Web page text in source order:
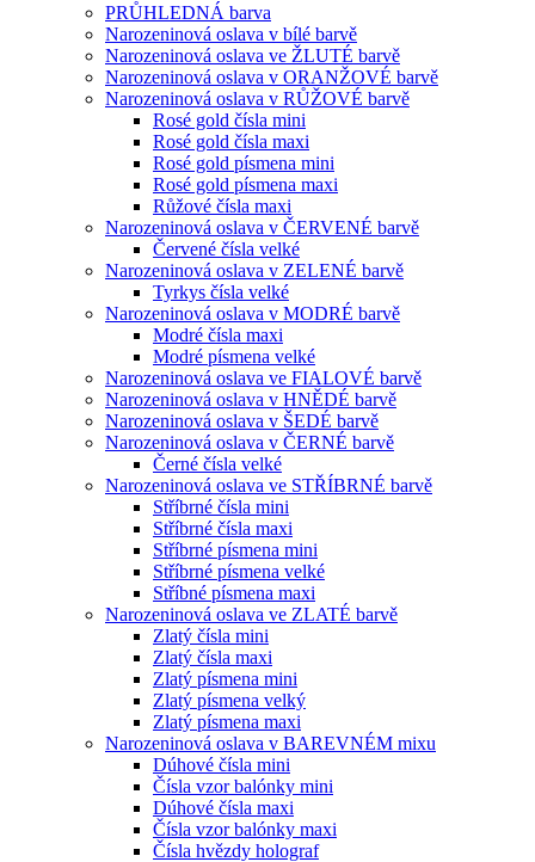
PRŮHLEDNÁ barva
Narozeninová oslava v bílé barvě
Narozeninová oslava ve ŽLUTÉ barvě
Narozeninová oslava v ORANŽOVÉ barvě
Narozeninová oslava v RŮŽOVÉ barvě
Rosé gold čísla mini
Rosé gold čísla maxi
Rosé gold písmena mini
Rosé gold písmena maxi
Růžové čísla maxi
Narozeninová oslava v ČERVENÉ barvě
Červené čísla velké
Narozeninová oslava v ZELENÉ barvě
Tyrkys čísla velké
Narozeninová oslava v MODRÉ barvě
Modré čísla maxi
Modré písmena velké
Narozeninová oslava ve FIALOVÉ barvě
Narozeninová oslava v HNĚDÉ barvě
Narozeninová oslava v ŠEDÉ barvě
Narozeninová oslava v ČERNÉ barvě
Černé čísla velké
Narozeninová oslava ve STŘÍBRNÉ barvě
Stříbrné čísla mini
Stříbrné čísla maxi
Stříbrné písmena mini
Stříbrné písmena velké
Stříbné písmena maxi
Narozeninová oslava ve ZLATÉ barvě
Zlatý čísla mini
Zlatý čísla maxi
Zlatý písmena mini
Zlatý písmena velký
Zlatý písmena maxi
Narozeninová oslava v BAREVNÉM mixu
Dúhové čísla mini
Čísla vzor balónky mini
Dúhové čísla maxi
Čísla vzor balónky maxi
Čísla hvězdy holograf